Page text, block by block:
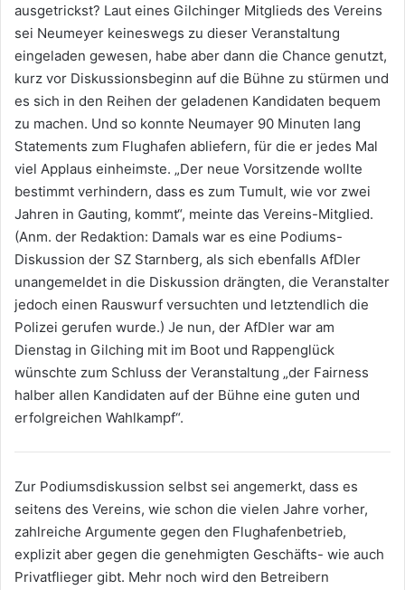
ausgetrickst? Laut eines Gilchinger Mitglieds des Vereins
sei Neumeyer keineswegs zu dieser Veranstaltung
eingeladen gewesen, habe aber dann die Chance genutzt,
kurz vor Diskussionsbeginn auf die Bühne zu stürmen und
es sich in den Reihen der geladenen Kandidaten bequem
zu machen. Und so konnte Neumayer 90 Minuten lang
Statements zum Flughafen abliefern, für die er jedes Mal
viel Applaus einheimste. „Der neue Vorsitzende wollte
bestimmt verhindern, dass es zum Tumult, wie vor zwei
Jahren in Gauting, kommt“, meinte das Vereins-Mitglied.
(Anm. der Redaktion: Damals war es eine Podiums-
Diskussion der SZ Starnberg, als sich ebenfalls AfDler
unangemeldet in die Diskussion drängten, die Veranstalter
jedoch einen Rauswurf versuchten und letztendlich die
Polizei gerufen wurde.) Je nun, der AfDler war am
Dienstag in Gilching mit im Boot und Rappenglück
wünschte zum Schluss der Veranstaltung „der Fairness
halber allen Kandidaten auf der Bühne eine guten und
erfolgreichen Wahlkampf“.
Zur Podiumsdiskussion selbst sei angemerkt, dass es
seitens des Vereins, wie schon die vielen Jahre vorher,
zahlreiche Argumente gegen den Flughafenbetrieb,
explizit aber gegen die genehmigten Geschäfts- wie auch
Privatflieger gibt. Mehr noch wird den Betreibern